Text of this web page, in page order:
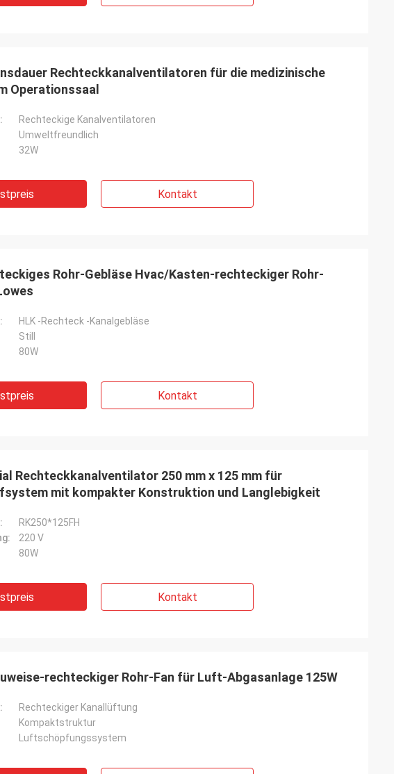
Rechteckkanalventilatoren für die medizinische
Operationssaal
Rechteckige Kanalventilatoren
Umweltfreundlich
32W
Kontakt
Rohr-Gebläse Hvac/Kasten-rechteckiger Rohr-
HLK -Rechteck -Kanalgebläse
Still
80W
Kontakt
Rechteckkanalventilator 250 mm x 125 mm für
mit kompakter Konstruktion und Langlebigkeit
RK250*125FH
220 V
80W
Kontakt
rechteckiger Rohr-Fan für Luft-Abgasanlage 125W
Rechteckiger Kanallüftung
Kompaktstruktur
Luftschöpfungssystem